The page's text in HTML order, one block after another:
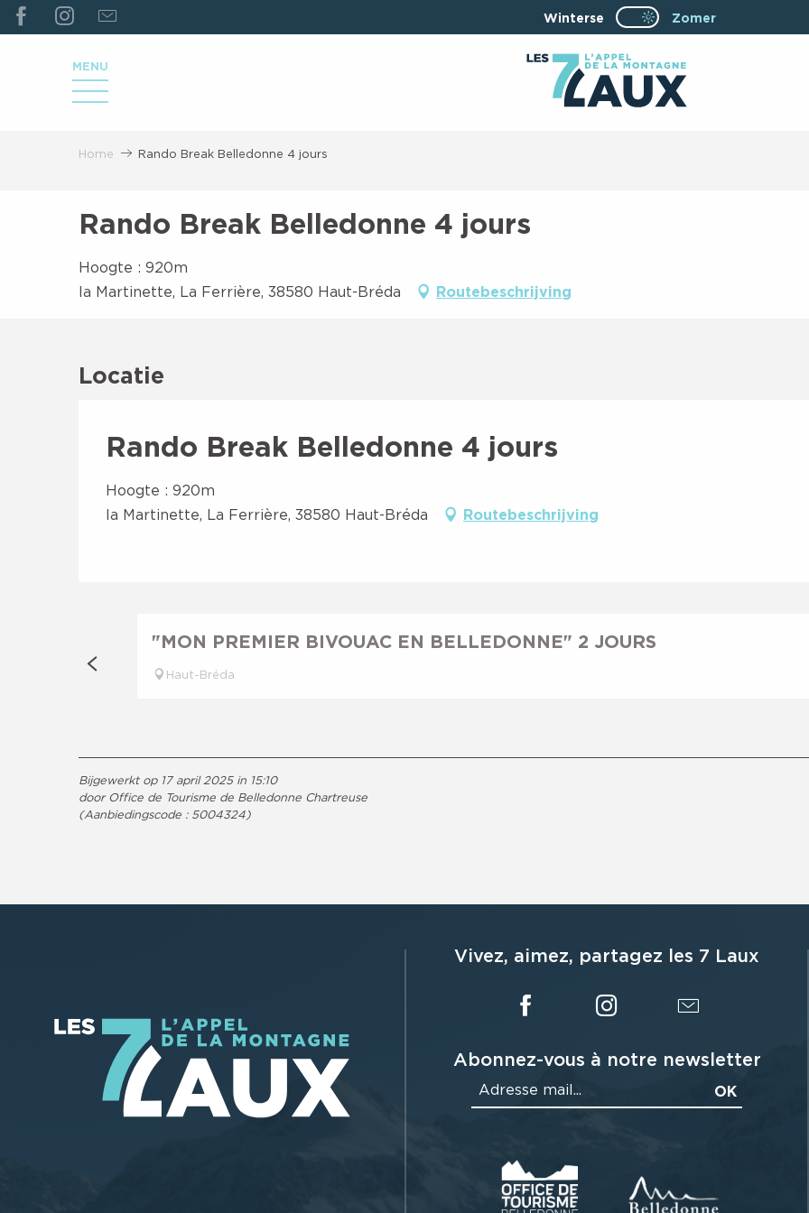
ALLER
AU
PRINCIPAL
Page D’accueil Actuelle Été : Passer
Winterse Page D’accueil
Zomer
MENU
Home Rando Break Belledonne 4 jours
Rando Break Belledonne 4 jours
Hoogte : 920m
la Martinette, La Ferrière, 38580 Haut-Bréda
Routebeschrijving
Locatie
Rando Break Belledonne 4 jours
Hoogte : 920m
la Martinette, La Ferrière, 38580 Haut-Bréda
Routebeschrijving
"MON PREMIER BIVOUAC EN BELLEDONNE" 2 JOURS
Haut-Bréda
Bijgewerkt op 17 april 2025 in 15:10
door Office de Tourisme de Belledonne Chartreuse
(Aanbiedingscode : 5004324 )
Vivez, aimez, partagez les 7 Laux
Abonnez-vous à notre newsletter